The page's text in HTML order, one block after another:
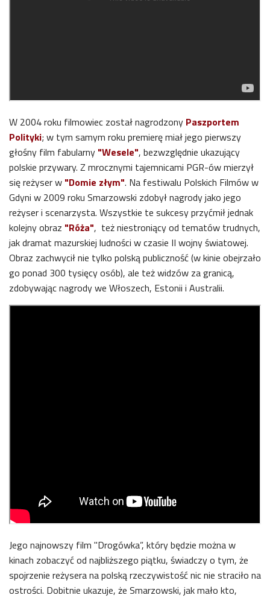
W 2004 roku filmowiec został nagrodzony Paszportem
Polityki; w tym samym roku premierę miał jego pierwszy
głośny film fabularny "Wesele", bezwzględnie ukazujący
polskie przywary. Z mrocznymi tajemnicami PGR-ów mierzył
się reżyser w "Domie złym". Na festiwalu Polskich Filmów w
Gdyni w 2009 roku Smarzowski zdobył nagrody jako jego
reżyser i scenarzysta. Wszystkie te sukcesy przyćmił jednak
kolejny obraz "Róża", też niestroniący od tematów trudnych,
jak dramat mazurskiej ludności w czasie II wojny światowej.
Obraz zachwycił nie tylko polską publiczność (w kinie obejrzało
go ponad 300 tysięcy osób), ale też widzów za granicą,
zdobywając nagrody we Włoszech, Estonii i Australii.
Jego najnowszy film "Drogówka”, który będzie można w
kinach zobaczyć od najbliższego piątku, świadczy o tym, że
spojrzenie reżysera na polską rzeczywistość nic nie straciło na
ostrości. Dobitnie ukazuje, że Smarzowski, jak mało kto,